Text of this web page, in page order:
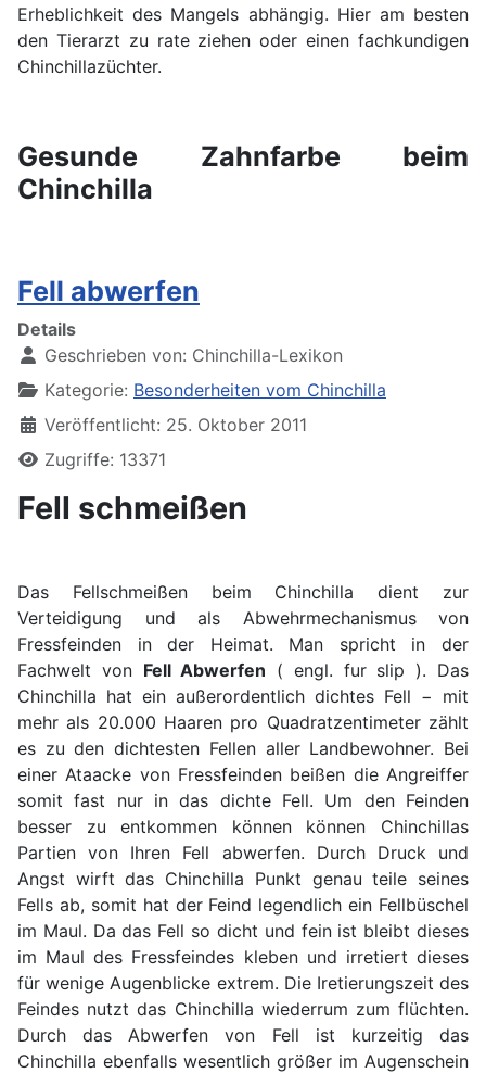
Erheblichkeit des Mangels abhängig. Hier am besten
den Tierarzt zu rate ziehen oder einen fachkundigen
Chinchillazüchter.
Gesunde Zahnfarbe beim
Chinchilla
Fell abwerfen
Details
Geschrieben von: Chinchilla-Lexikon
Kategorie: Besonderheiten vom Chinchilla
Veröffentlicht: 25. Oktober 2011
Zugriffe: 13371
Fell schmeißen
Das Fellschmeißen beim Chinchilla dient zur
Verteidigung und als Abwehrmechanismus von
Fressfeinden in der Heimat. Man spricht in der
Fachwelt von Fell Abwerfen ( engl. fur slip ). Das
Chinchilla hat ein außerordentlich dichtes Fell − mit
mehr als 20.000 Haaren pro Quadratzentimeter zählt
es zu den dichtesten Fellen aller Landbewohner. Bei
einer Ataacke von Fressfeinden beißen die Angreiffer
somit fast nur in das dichte Fell. Um den Feinden
besser zu entkommen können können Chinchillas
Partien von Ihren Fell abwerfen. Durch Druck und
Angst wirft das Chinchilla Punkt genau teile seines
Fells ab, somit hat der Feind legendlich ein Fellbüschel
im Maul. Da das Fell so dicht und fein ist bleibt dieses
im Maul des Fressfeindes kleben und irretiert dieses
für wenige Augenblicke extrem. Die Iretierungszeit des
Feindes nutzt das Chinchilla wiederrum zum flüchten.
Durch das Abwerfen von Fell ist kurzeitig das
Chinchilla ebenfalls wesentlich größer im Augenschein